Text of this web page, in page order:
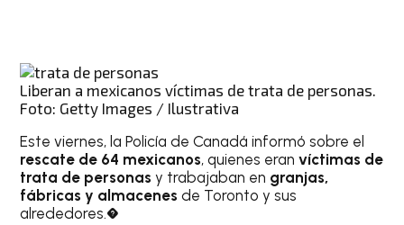
Liberan a mexicanos víctimas de trata de personas.
Foto: Getty Images / Ilustrativa
Este viernes, la Policía de Canadá informó sobre el
rescate de 64 mexicanos, quienes eranvíctimas de
trata de personas y trabajaban en granjas,
fábricas y almacenes de Toronto y sus
alrededores.�